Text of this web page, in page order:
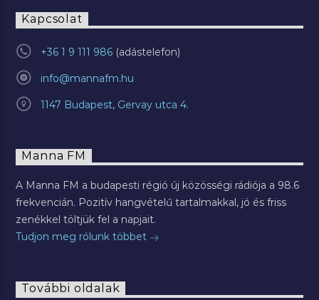
Kapcsolat
+36 1 9 111 986
info@mannafm.hu
1147 Budapest, Gervay utca 4.
Manna FM
A Manna FM a budapesti régió új közösségi rádiója a 98.6
frekvencián. Pozitív hangvételű tartalmakkal, jó és friss
zenékkel töltjük fel a napjait.
Tudjon meg rólunk többet
További oldalak